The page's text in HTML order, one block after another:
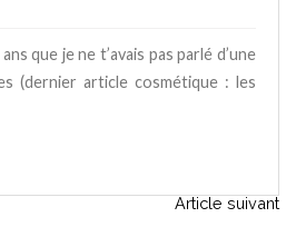
que je ne t’avais pas parlé d’une
(dernier article cosmétique : les
Article suivant